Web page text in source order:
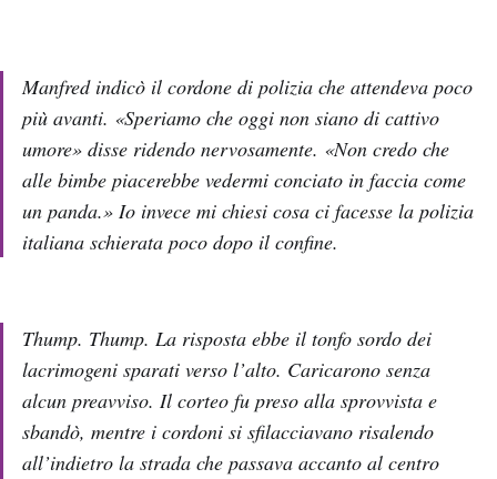
Manfred indicò il cordone di polizia che attendeva poco
più avanti. «Speriamo che oggi non siano di cattivo
umore» disse ridendo nervosamente. «Non credo che
alle bimbe piacerebbe vedermi conciato in faccia come
un panda.» Io invece mi chiesi cosa ci facesse la polizia
italiana schierata poco dopo il confine.
Thump. Thump. La risposta ebbe il tonfo sordo dei
lacrimogeni sparati verso l’alto. Caricarono senza
alcun preavviso. Il corteo fu preso alla sprovvista e
sbandò, mentre i cordoni si sfilacciavano risalendo
all’indietro la strada che passava accanto al centro